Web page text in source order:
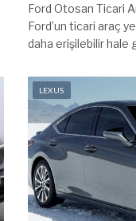
Ford Otosan Ticari
Ford’un ticari araç
daha erişilebilir hale
LEXUS